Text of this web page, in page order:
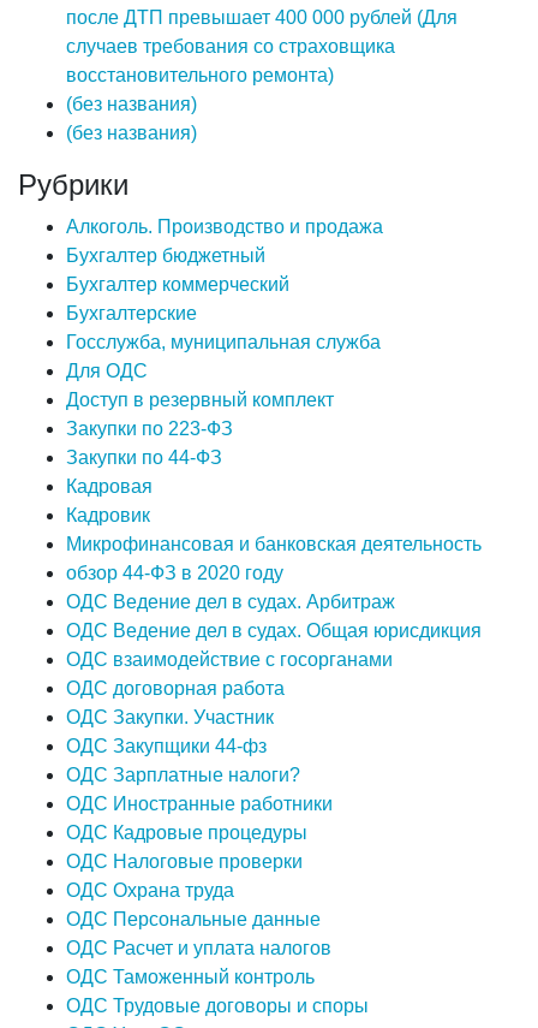
после ДТП превышает 400 000 рублей (Для
случаев требования со страховщика
восстановительного ремонта)
(без названия)
(без названия)
Рубрики
Алкоголь. Производство и продажа
Бухгалтер бюджетный
Бухгалтер коммерческий
Бухгалтерские
Госслужба, муниципальная служба
Для ОДС
Доступ в резервный комплект
Закупки по 223-ФЗ
Закупки по 44-ФЗ
Кадровая
Кадровик
Микрофинансовая и банковская деятельность
обзор 44-ФЗ в 2020 году
ОДС Ведение дел в судах. Арбитраж
ОДС Ведение дел в судах. Общая юрисдикция
ОДС взаимодействие с госорганами
ОДС договорная работа
ОДС Закупки. Участник
ОДС Закупщики 44-фз
ОДС Зарплатные налоги?
ОДС Иностранные работники
ОДС Кадровые процедуры
ОДС Налоговые проверки
ОДС Охрана труда
ОДС Персональные данные
ОДС Расчет и уплата налогов
ОДС Таможенный контроль
ОДС Трудовые договоры и споры